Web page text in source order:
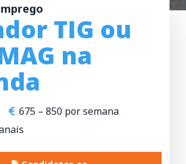
TIG ou
na
675 – 850 por semana